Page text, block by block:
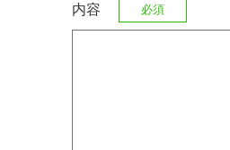
内容 必須